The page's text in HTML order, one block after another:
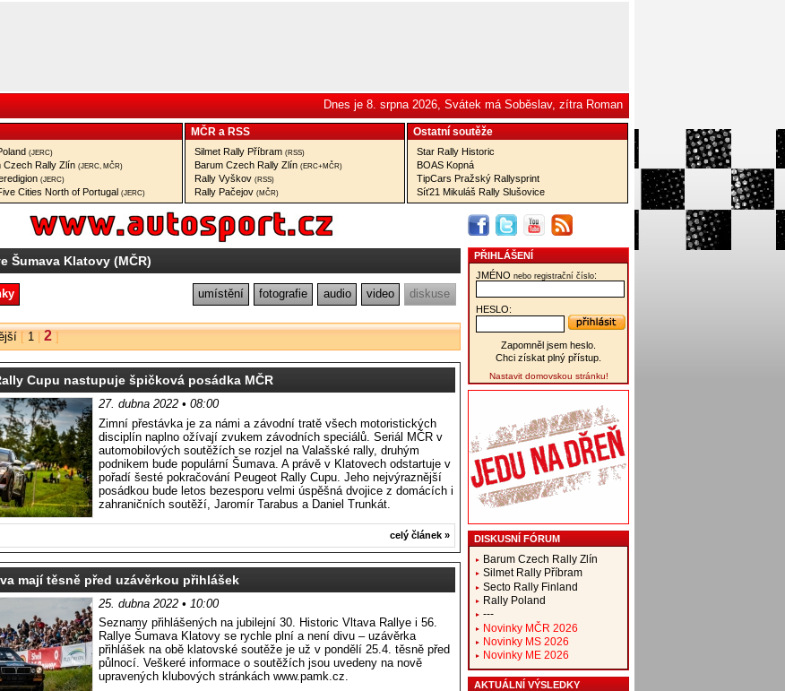
Dnes je 8. srpna 2026, Svátek má Soběslav, zítra Roman
(JERC)
Czech Rally Zlín (JERC, MČR)
(JERC)
Cities North of Portugal (JERC)
MČR a RSS
Silmet Rally Příbram (RSS)
Barum Czech Rally Zlín (ERC+MČR)
Rally Vyškov (RSS)
Rally Pačejov (MČR)
Ostatní­ soutěže
Star Rally Historic
BOAS Kopná
TipCars Pražský Rallysprint
Síť21 Mikuláš Rally Slušovice
Šumava Klatovy (MČR)
umístění fotografie audio video diskuse
[ 1| 2]
Cupu nastupuje špičková posádka MČR
27. dubna 2022 • 08:00
Zimní přestávka je za námi a závodní tratě všech motoristických
disciplín naplno ožívají zvukem závodních speciálů. Seriál MČR v
automobilových soutěžích se rozjel na Valašské rally, druhým
podnikem bude populární Šumava. A právě v Klatovech odstartuje v
pořadí šesté pokračování Peugeot Rally Cupu. Jeho nejvýraznější
posádkou bude letos bezesporu velmi úspěšná dvojice z domácích i
zahraničních soutěží, Jaromír Tarabus a Daniel Trunkát.
celý článek »
mají těsně před uzávěrkou přihlášek
25. dubna 2022 • 10:00
Seznamy přihlášených na jubilejní 30. Historic Vltava Rallye i 56.
Rallye Šumava Klatovy se rychle plní a není divu – uzávěrka
přihlášek na obě klatovské soutěže je už v pondělí 25.4. těsně před
půlnocí. Veškeré informace o soutěžích jsou uvedeny na nově
upravených klubových stránkách www.pamk.cz.
PŘIHLÁŠENÍ
JMÉNO nebo registrační číslo:
HESLO:
Zapomněl jsem heslo.
Chci získat plný přístup.
Nastavit domovskou stránku!
DISKUSNÍ FÓRUM
Barum Czech Rally Zlín
Silmet Rally Příbram
Secto Rally Finland
Rally Poland
---
Novinky MČR 2026
Novinky MS 2026
Novinky ME 2026
AKTUÁLNÍ VÝSLEDKY